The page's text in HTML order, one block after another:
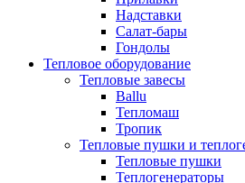
Надставки
Салат-бары
Гондолы
Тепловое оборудование
Тепловые завесы
Ballu
Тепломаш
Тропик
Тепловые пушки и
Тепловые пушки
Теплогенераторы